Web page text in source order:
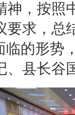
神，按照
要求，总
临的形势
、县长谷